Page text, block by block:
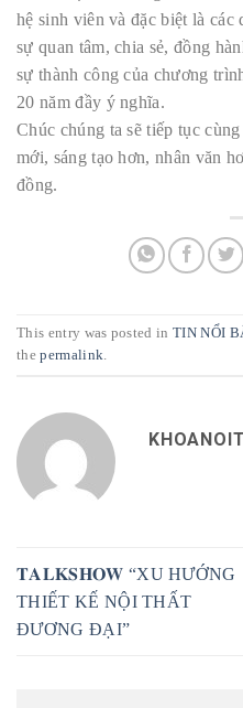
hệ sinh viên và đặc biệt là các
sự quan tâm, chia sẻ, đồng
sự thành công của chương
20 năm đầy ý nghĩa.
Chúc chúng ta sẽ tiếp tục
mới, sáng tạo hơn, nhân văn
đồng.
This entry was posted inTIN NỔI
thepermalink.
𝐓𝐀𝐋𝐊𝐒𝐇𝐎𝐖 “XU HƯỚNG
THIẾT KẾ NỘI THẤT
ĐƯƠNG ĐẠI”